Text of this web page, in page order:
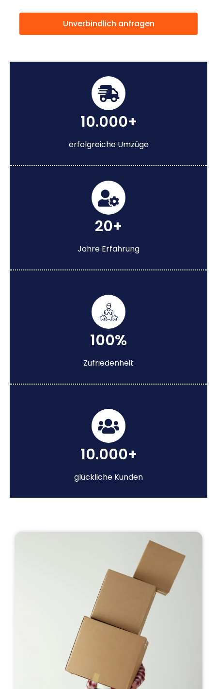
Unverbindlich anfragen
10.000+
erfolgreiche Umzüge
20+
Jahre Erfahrung
100%
Zufriedenheit
10.000+
glückliche Kunden